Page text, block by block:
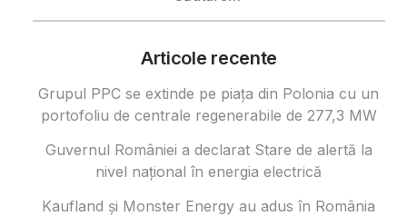
Articole recente
Grupul PPC se extinde pe piața din Polonia cu un
portofoliu de centrale regenerabile de 277,3 MW
Guvernul României a declarat Stare de alertă la
nivel național în energia electrică
Kaufland și Monster Energy au adus în România